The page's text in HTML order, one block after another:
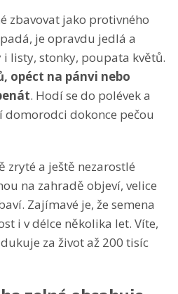
zbavovat jako protivného
je opravdu jedlá a
i listy, stonky, poupata květů.
opéct na pánvi nebo
. Hodí se do polévek a
domorodci dokonce pečou
zryté a ještě nezarostlé
na zahradě objeví, velice
Zajímavé je, že semena
i v délce několika let. Víte,
za život až 200 tisíc